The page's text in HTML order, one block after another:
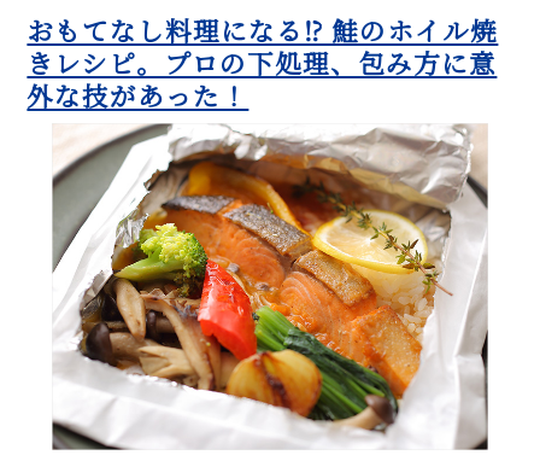
おもてなし料理になる⁉ 鮭のホイル焼
きレシピ。プロの下処理、包み方に意
外な技があった！